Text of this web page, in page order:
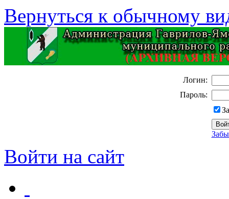
Вернуться к обычному
Логин:
Пароль:
Войти на сайт